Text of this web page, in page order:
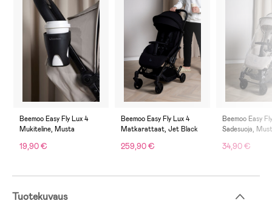
Beemoo Easy Fly Lux 4
Mukiteline, Musta
19,90 €
Beemoo Easy Fly Lux 4
Matkarattaat, Jet Black
259,90 €
Beemoo Easy
Sadesuoja,
34,90 €
Tuotekuvaus